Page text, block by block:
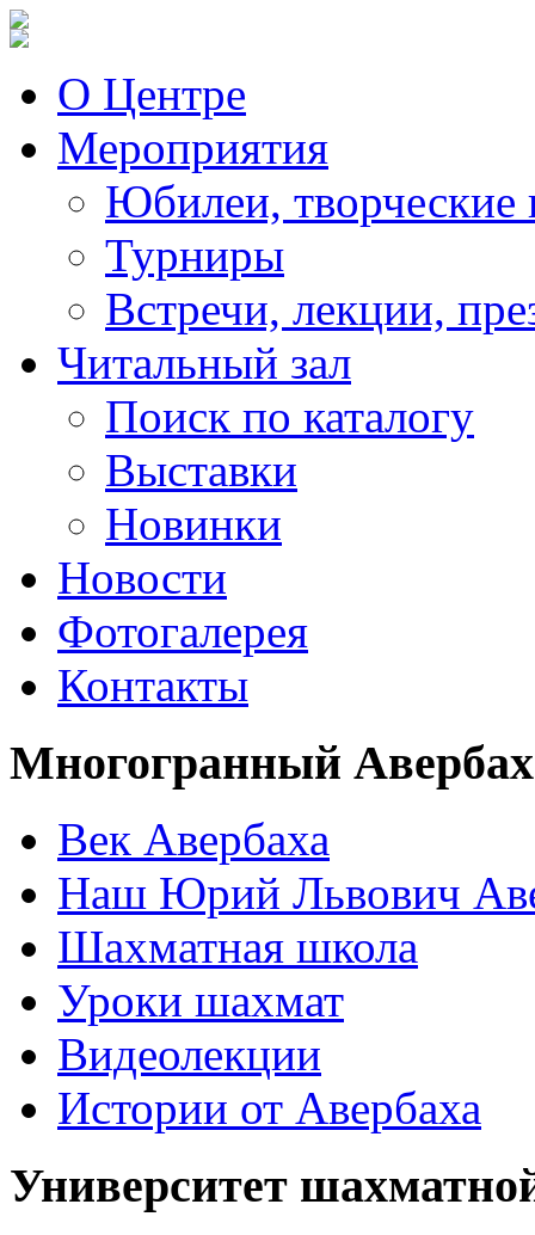
О Центре
Мероприятия
Юбилеи, творческие
Турниры
Встречи, лекции,
Читальный зал
Поиск по каталогу
Выставки
Новинки
Новости
Фотогалерея
Контакты
Многогранный Авербах
Век Авербаха
Наш Юрий Львович
Шахматная школа
Уроки шахмат
Видеолекции
Истории от Авербаха
Университет